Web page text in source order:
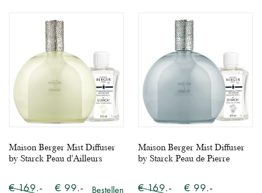
Maison Berger Mist Diffuser
by Starck Peau d'Ailleurs
€ 169.- € 99.- Bestellen
Maison Berger Mist Diffuser
by Starck Peau de Pierre
€ 169.- € 99.-